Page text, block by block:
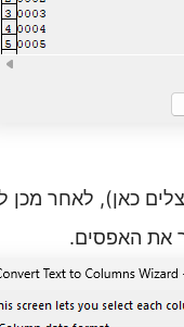
כאן), לאחר מכן
את האפסים.